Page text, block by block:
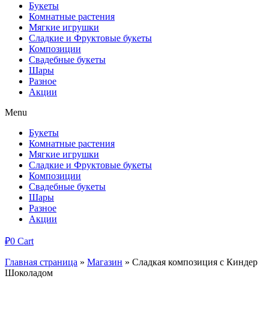
Букеты
Комнатные растения
Мягкие игрушки
Сладкие и Фруктовые букеты
Композиции
Свадебные букеты
Шары
Разное
Акции
Menu
Букеты
Комнатные растения
Мягкие игрушки
Сладкие и Фруктовые букеты
Композиции
Свадебные букеты
Шары
Разное
Акции
₽0 Cart
Главная страница » Магазин » Сладкая композиция с Киндер
Шоколадом